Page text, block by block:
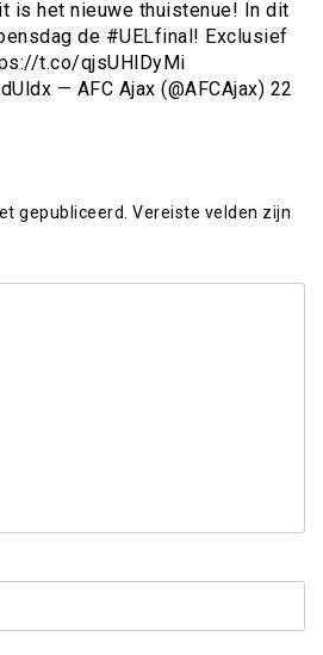
is het nieuwe thuistenue! In dit
de #UELfinal! Exclusief
t.co/qjsUHlDyMi
— AFC Ajax (@AFCAjax) 22
gepubliceerd. Vereiste velden zijn